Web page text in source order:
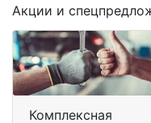
Акции и
Комплексная